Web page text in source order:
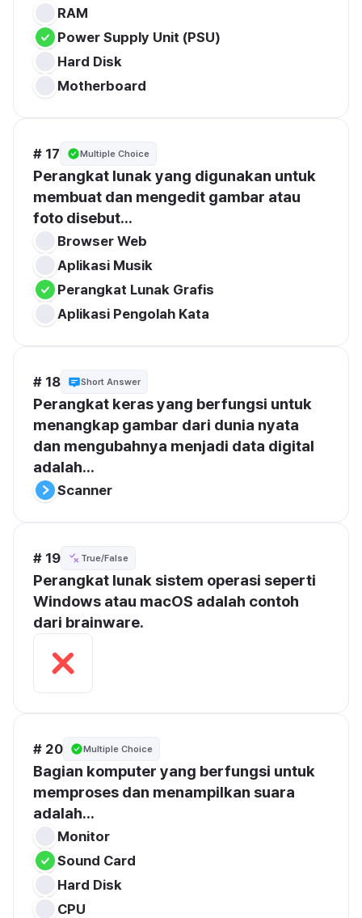
RAM
Power Supply Unit (PSU)
Hard Disk
Motherboard
# 17 Multiple Choice
Perangkat lunak yang digunakan untuk
membuat dan mengedit gambar atau
foto disebut...
Browser Web
Aplikasi Musik
Perangkat Lunak Grafis
Aplikasi Pengolah Kata
# 18 Short Answer
Perangkat keras yang berfungsi untuk
menangkap gambar dari dunia nyata
dan mengubahnya menjadi data digital
adalah...
Scanner
# 19 True/False
Perangkat lunak sistem operasi seperti
Windows atau macOS adalah contoh
dari brainware.
# 20 Multiple Choice
Bagian komputer yang berfungsi untuk
memproses dan menampilkan suara
adalah...
Monitor
Sound Card
Hard Disk
CPU